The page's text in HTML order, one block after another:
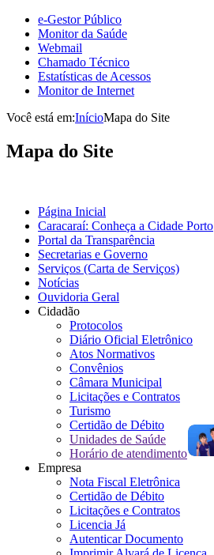
e-Gestor Público
Monitor da Saúde
Webmail
Chamado Técnico
Estatísticas de Acessos
Monitor de Internet
Você está em:InícioMapa do Site
Mapa do Site
Página Inicial
Caracaraí: Conheça a Cidade Porto
Portal da Transparência
Secretarias e Governo
Serviços (Carta de Serviços)
Notícias
Ouvidoria Geral
Cidadão
Protocolos
Diário Oficial Eletrônico
Atos Normativos
Convênios
Câmara Municipal
Licitações e Contratos
Turismo
Certidão de Débito
Unidades de Saúde
Horário de atendimento
Empresa
Nota Fiscal Eletrônica
Certidão de Débito
Licitações e Contratos
Licencia Já
Autenticar Documento